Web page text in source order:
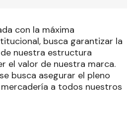
con la máxima
busca garantizar la
nuestra estructura
el valor de nuestra marca.
busca asegurar el pleno
a todos nuestros